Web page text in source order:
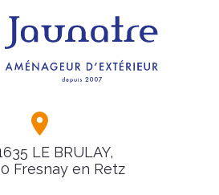
LE BRULAY,
Fresnay en Retz